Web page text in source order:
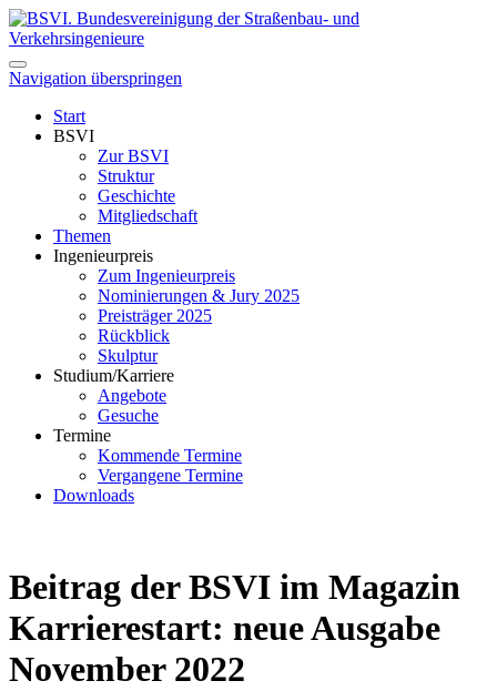
Navigation überspringen
Start
BSVI
Zur BSVI
Struktur
Geschichte
Mitgliedschaft
Themen
Ingenieurpreis
Zum Ingenieurpreis
Nominierungen & Jury 2025
Preisträger 2025
Rückblick
Skulptur
Studium/Karriere
Angebote
Gesuche
Termine
Kommende Termine
Vergangene Termine
Downloads
Beitrag der BSVI im Magazin
Karrierestart: neue Ausgabe
November 2022